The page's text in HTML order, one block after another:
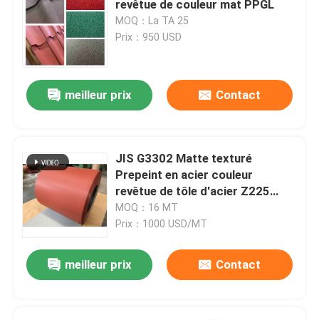
Toit et revêtement métalliques
tôle d'acier ondulée
Tuile de toit enduite de pierre
revêtue de couleur mat PPGL
MOQ：La TA 25
Prix：950 USD
meilleur prix Contact
JIS G3302 Matte texturé
Prepeint en acier couleur
revêtue de tôle d'acier Z225
Peinture SMP
MOQ：16 MT
Prix：1000 USD/MT
meilleur prix Contact